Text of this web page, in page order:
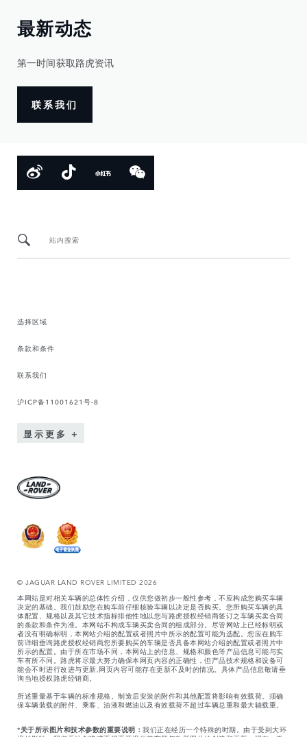
最新动态
第一时间获取路虎资讯
联系我们
站内搜索
选择区域
条款和条件
联系我们
沪ICP备11001621号-8
显示更多
© JAGUAR LAND ROVER LIMITED 2026
本网站是对相关车辆的总体性介绍，仅供您做初步一般性参考，不应构成您购买车辆
决定的基础。我们鼓励您在购车前仔细核验车辆以决定是否购买。您所购买车辆的具
体配置、规格以及其它技术指标排他性地以您与路虎授权经销商签订之车辆买卖合同
的条款和条件为准。本网站不构成车辆买卖合同的组成部分。尽管网站上已经标明或
者没有明确标明，本网站介绍的配置或者照片中所示的配置可能为选配。您应在购车
前详细垂询路虎授权经销商您所要购买的车辆是否具备本网站介绍的配置或者照片中
所示的配置。由于所在市场不同，本网站上的信息、规格和颜色等产品信息可能与实
车有所不同。路虎将尽最大努力确保本网页内容的正确性，但产品技术规格和设备可
能会不时进行改进与更新,网页内容可能存在更新不及时的情况。具体产品信息敬请垂
询当地授权路虎经销商。
所述重量基于车辆的标准规格。制造后安装的附件和其他配置将影响有效载荷。须确
保车辆装载的附件、乘客、油液和燃油以及有效载荷不超过车辆总重和最大轴载重。
*关于所示图片和技术参数的重要说明： 我们正在经历一个特殊的时期。由于受到大环